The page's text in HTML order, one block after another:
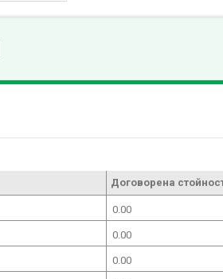
Договорена
0.00
0.00
0.00